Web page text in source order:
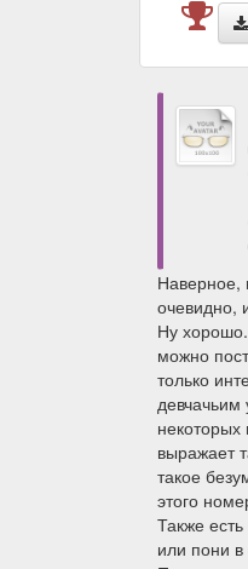
Наверное,
Ну
можно
только
девчачьим
выражает
такое
этого
Также
или пони в